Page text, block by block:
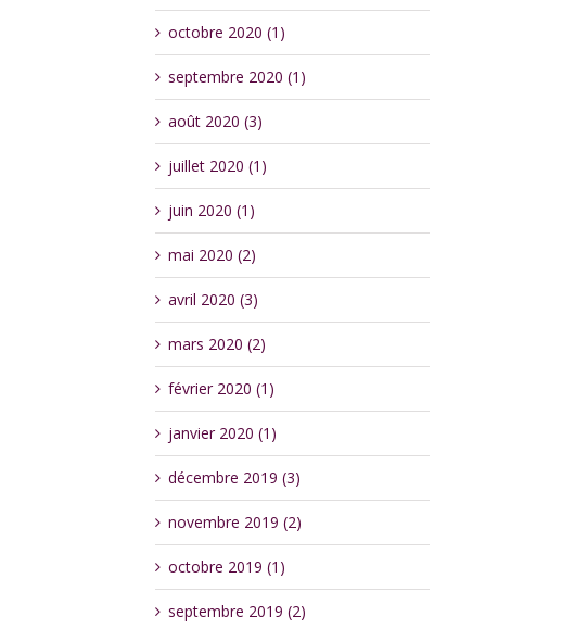
octobre 2020 (1)
septembre 2020 (1)
août 2020 (3)
juillet 2020 (1)
juin 2020 (1)
mai 2020 (2)
avril 2020 (3)
mars 2020 (2)
février 2020 (1)
janvier 2020 (1)
décembre 2019 (3)
novembre 2019 (2)
octobre 2019 (1)
septembre 2019 (2)